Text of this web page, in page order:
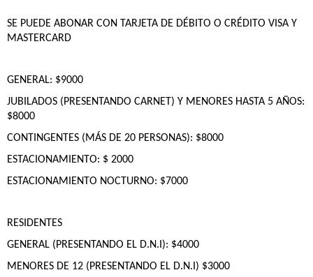
SE PUEDE ABONAR CON TARJETA DE DÉBITO O CRÉDITO VISA Y
MASTERCARD
GENERAL: $9000
JUBILADOS (PRESENTANDO CARNET) Y MENORES HASTA 5 AÑOS:
$8000
CONTINGENTES (MÁS DE 20 PERSONAS): $8000
ESTACIONAMIENTO: $ 2000
ESTACIONAMIENTO NOCTURNO: $7000
RESIDENTES
GENERAL (PRESENTANDO EL D.N.I): $4000
MENORES DE 12 (PRESENTANDO EL D.N.I) $3000